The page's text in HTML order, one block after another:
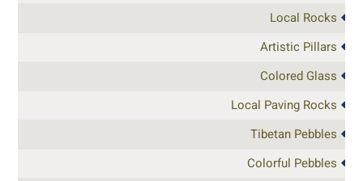
Local Rocks
Artistic Pillars
Colored Glass
Local Paving Rocks
Tibetan Pebbles
Colorful Pebbles